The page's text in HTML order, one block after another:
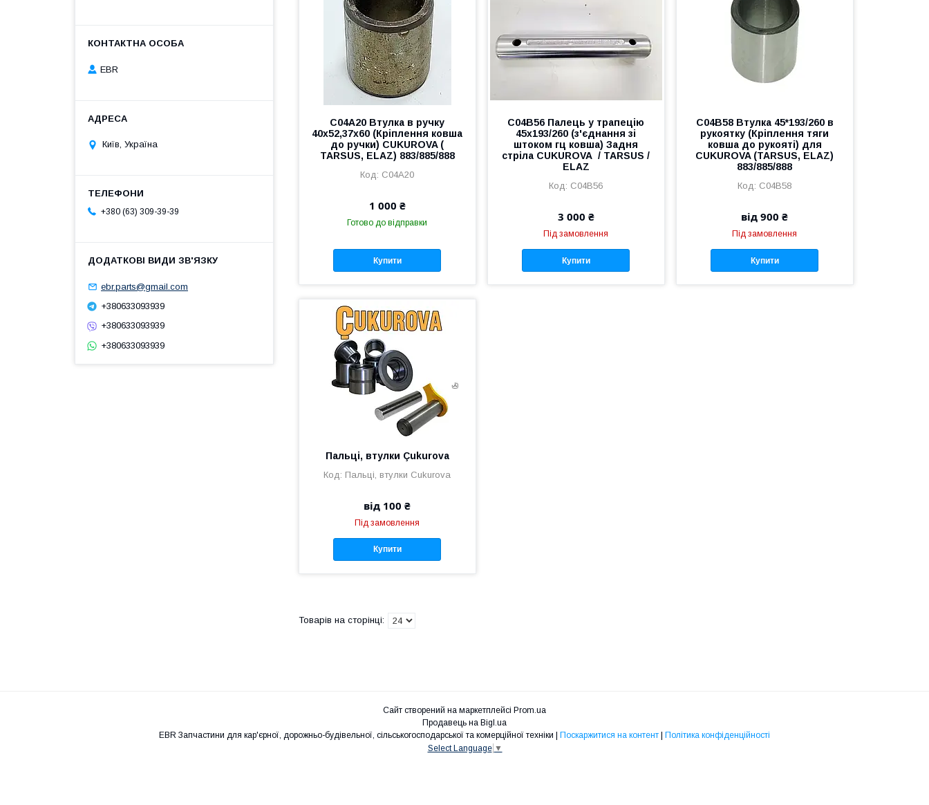
C04A20 Втулка в ручку
40х52,37х60 (Кріплення ковша
до ручки) CUKUROVA (
TARSUS, ELAZ) 883/885/888
C04A20
1 000 ₴
Готово до відправки
Купити
C04B56 Палець у трапецію
45х193/260 (з'єднання зі
штоком гц ковша) Задня
стріла CUKUROVA / TARSUS /
ELAZ
C04B56
3 000 ₴
Під замовлення
Купити
C04B58 Втулка 45*193/260 в
рукоятку (Кріплення тяги
ковша до рукояті) для
CUKUROVA (TARSUS, ELAZ)
883/885/888
C04B58
від 900 ₴
Під замовлення
Купити
Пальці, втулки Çukurova
Пальці, втулки Cukurova
від 100 ₴
Під замовлення
Купити
EBR
Київ, Україна
+380 (63) 309-39-39
ebr.parts@gmail.com
+380633093939
+380633093939
+380633093939
Сайт створений на маркетплейсі Prom.ua
Продавець на Bigl.ua
EBR Запчастини для кар'єрної, дорожньо-будівельної, сільськогосподарської та комерційної техніки | Поскаржитися на контент | Політика конфіденційності
Select Language ▼